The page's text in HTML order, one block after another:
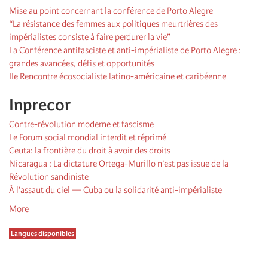
Mise au point concernant la conférence de Porto Alegre
“La résistance des femmes aux politiques meurtrières des
impérialistes consiste à faire perdurer la vie”
La Conférence antifasciste et anti-impérialiste de Porto Alegre :
grandes avancées, défis et opportunités
IIe Rencontre écosocialiste latino-américaine et caribéenne
Inprecor
Contre-révolution moderne et fascisme
Le Forum social mondial interdit et réprimé
Ceuta: la frontière du droit à avoir des droits
Nicaragua : La dictature Ortega-Murillo n’est pas issue de la
Révolution sandiniste
À l’assaut du ciel — Cuba ou la solidarité anti-impérialiste
More
Langues disponibles